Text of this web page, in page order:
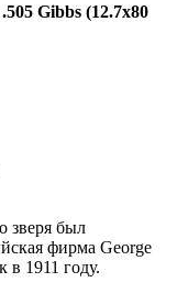
Gibbs (12.7х80
зверя был
фирма George
в 1911 году.